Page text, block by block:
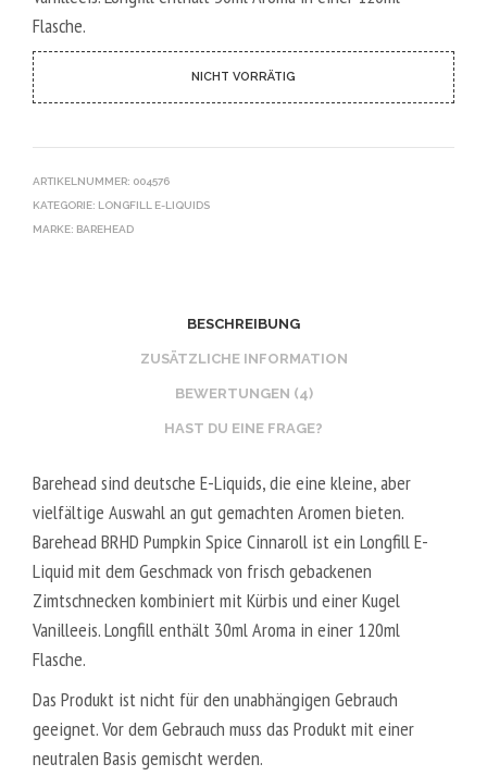
Flasche.
NICHT VORRÄTIG
ARTIKELNUMMER: 004576
KATEGORIE: LONGFILL E-LIQUIDS
MARKE: BAREHEAD
BESCHREIBUNG
ZUSÄTZLICHE INFORMATION
BEWERTUNGEN (4)
HAST DU EINE FRAGE?
Barehead sind deutsche E-Liquids, die eine kleine, aber
vielfältige Auswahl an gut gemachten Aromen bieten.
Barehead BRHD Pumpkin Spice Cinnaroll ist ein Longfill E-
Liquid mit dem Geschmack von frisch gebackenen
Zimtschnecken kombiniert mit Kürbis und einer Kugel
Vanilleeis. Longfill enthält 30ml Aroma in einer 120ml
Flasche.
Das Produkt ist nicht für den unabhängigen Gebrauch
geeignet. Vor dem Gebrauch muss das Produkt mit einer
neutralen Basis gemischt werden.